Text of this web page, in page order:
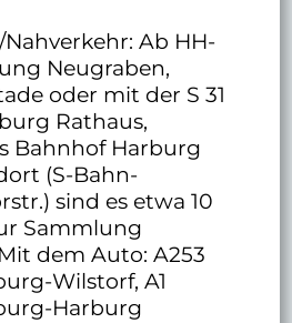
Ab HH-
Neugraben,
oder mit der S 31
Rathaus,
Bahnhof Harburg
(S-Bahn-
sind es etwa 10
Sammlung
dem Auto: A253
Wilstorf, A1
Harburg